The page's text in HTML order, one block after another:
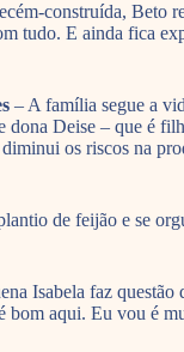
construída,
tudo. E ainda fica
– A família segue a
dona Deise – que é
os riscos na
de feijão e se
Isabela faz
bom aqui. Eu vou é